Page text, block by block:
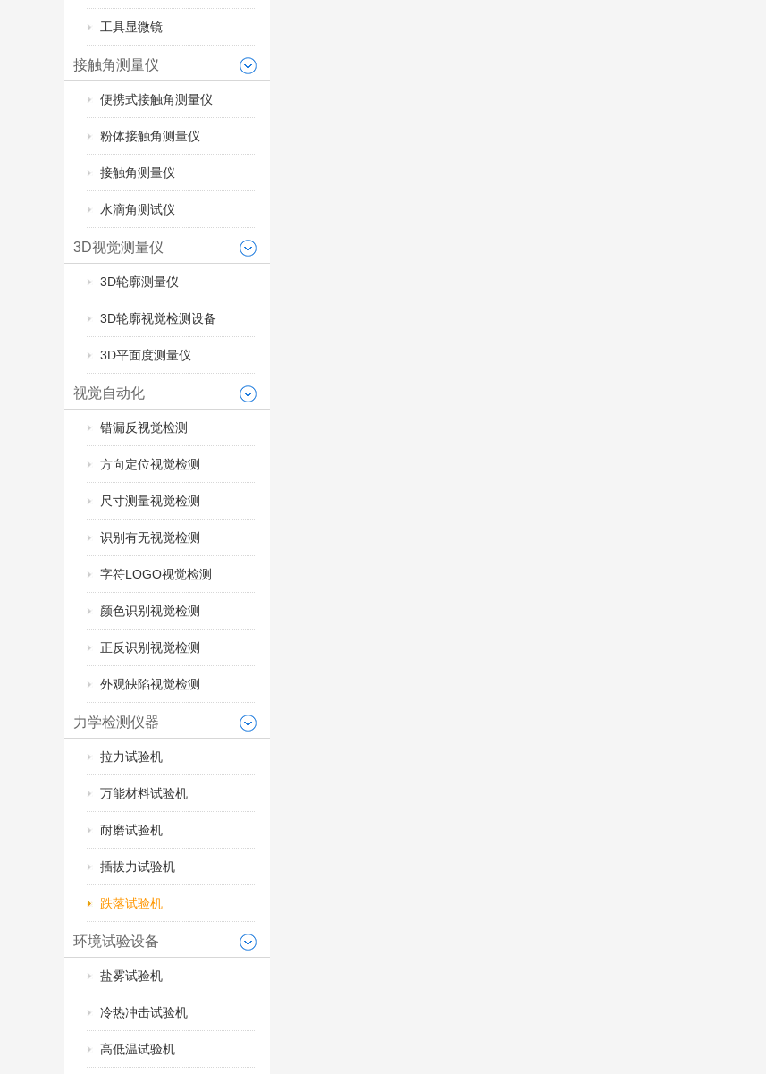
工具显微镜
接触角测量仪
便携式接触角测量仪
粉体接触角测量仪
接触角测量仪
水滴角测试仪
3D视觉测量仪
3D轮廓测量仪
3D轮廓视觉检测设备
3D平面度测量仪
视觉自动化
错漏反视觉检测
方向定位视觉检测
尺寸测量视觉检测
识别有无视觉检测
字符LOGO视觉检测
颜色识别视觉检测
正反识别视觉检测
外观缺陷视觉检测
力学检测仪器
拉力试验机
万能材料试验机
耐磨试验机
插拔力试验机
跌落试验机
环境试验设备
盐雾试验机
冷热冲击试验机
高低温试验机